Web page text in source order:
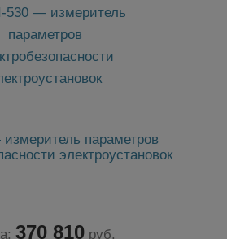
параметров
электроустановок
370 810 руб.